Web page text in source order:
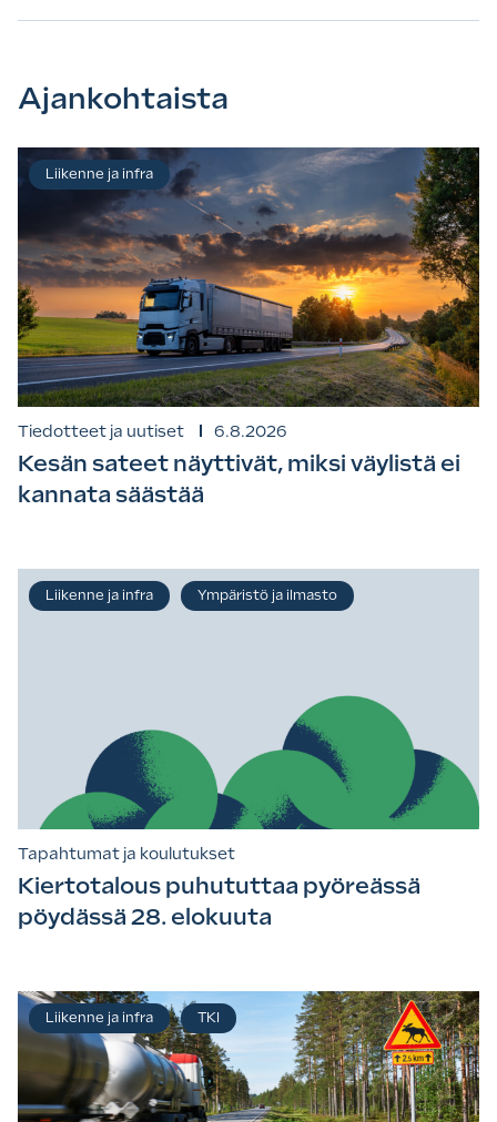
Ajankohtaista
Tiedotteet ja uutiset 6.8.2026
Kesän sateet näyttivät, miksi väylistä ei
kannata säästää
Liikenne ja infra
Tapahtumat ja koulutukset
Kiertotalous puhututtaa pyöreässä
pöydässä 28. elokuuta
Liikenne ja infra Ympäristö ja ilmasto
Liikenne ja infra TKI